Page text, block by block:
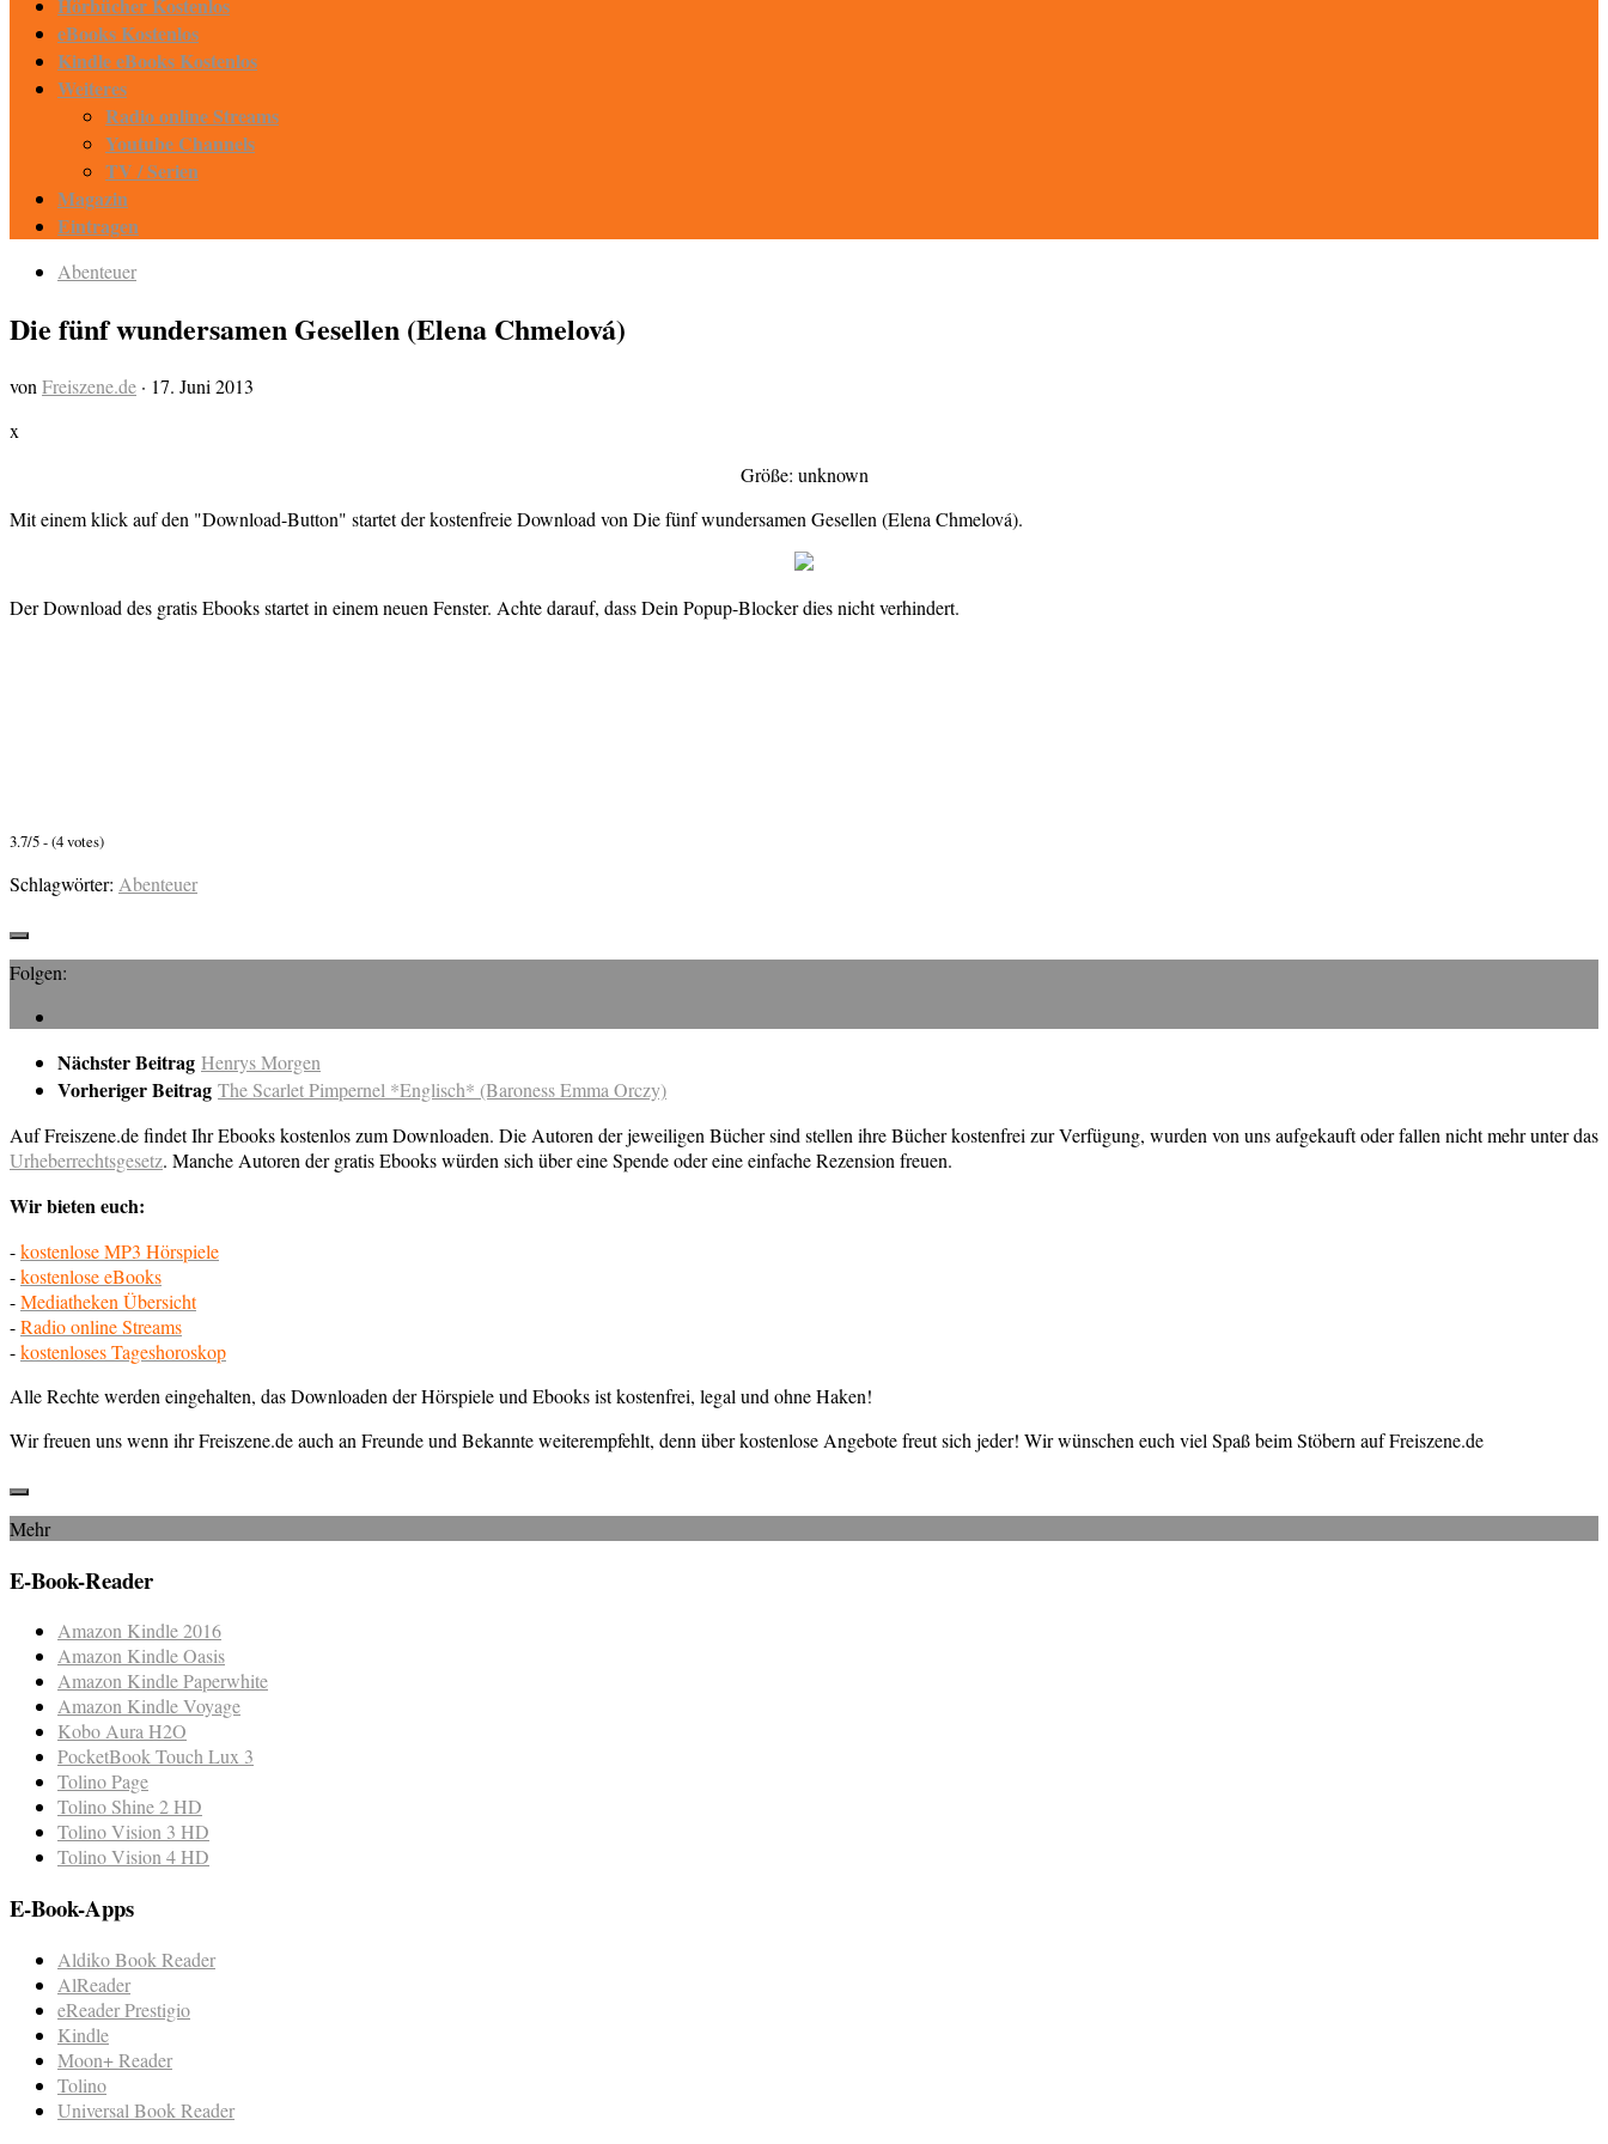
eBooks Kostenlos
Kindle eBooks Kostenlos
Weiteres
Radio online Streams
Youtube Channels
TV / Serien
Magazin
Eintragen
Abenteuer
Die fünf wundersamen Gesellen (Elena Chmelová)
von Freiszene.de · 17. Juni 2013
x
Größe: unknown
Mit einem klick auf den "Download-Button" startet der kostenfreie Download von Die fünf wundersamen Gesellen (Elena Chmelová).
Der Download des gratis Ebooks startet in einem neuen Fenster. Achte darauf, dass Dein Popup-Blocker dies nicht verhindert.
3.7/5 - (4 votes)
Schlagwörter: Abenteuer
Folgen:
Nächster Beitrag Henrys Morgen
Vorheriger Beitrag The Scarlet Pimpernel *Englisch* (Baroness Emma Orczy)
Auf Freiszene.de findet Ihr Ebooks kostenlos zum Downloaden. Die Autoren der jeweiligen Bücher sind stellen ihre Bücher kostenfrei zur Verfügung, wurden von uns aufgekauft oder fallen nicht mehr unter das
Urheberrechtsgesetz. Manche Autoren der gratis Ebooks würden sich über eine Spende oder eine einfache Rezension freuen.
Wir bieten euch:
-kostenlose MP3 Hörspiele
-kostenlose eBooks
-Mediatheken Übersicht
-Radio online Streams
-kostenloses Tageshoroskop
Alle Rechte werden eingehalten, das Downloaden der Hörspiele und Ebooks ist kostenfrei, legal und ohne Haken!
Wir freuen uns wenn ihr Freiszene.de auch an Freunde und Bekannte weiterempfehlt, denn über kostenlose Angebote freut sich jeder! Wir wünschen euch viel Spaß beim Stöbern auf Freiszene.de
Mehr
E-Book-Reader
Amazon Kindle 2016
Amazon Kindle Oasis
Amazon Kindle Paperwhite
Amazon Kindle Voyage
Kobo Aura H2O
PocketBook Touch Lux 3
Tolino Page
Tolino Shine 2 HD
Tolino Vision 3 HD
Tolino Vision 4 HD
E-Book-Apps
Aldiko Book Reader
AlReader
eReader Prestigio
Kindle
Moon+ Reader
Tolino
Universal Book Reader